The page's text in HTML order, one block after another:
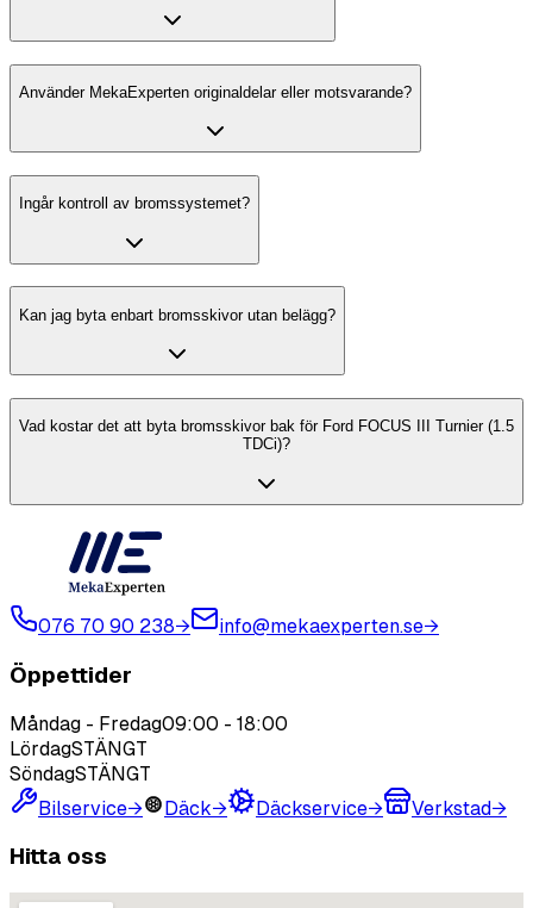
Använder MekaExperten originaldelar eller motsvarande?
Ingår kontroll av bromssystemet?
Kan jag byta enbart bromsskivor utan belägg?
Vad kostar det att byta bromsskivor bak för Ford FOCUS III Turnier (1.5
TDCi)?
076 70 90 238→ info@mekaexperten.se→
Öppettider
Måndag - Fredag09:00 - 18:00
LördagSTÄNGT
SöndagSTÄNGT
Bilservice→ Däck→ Däckservice→ Verkstad→
Hitta oss